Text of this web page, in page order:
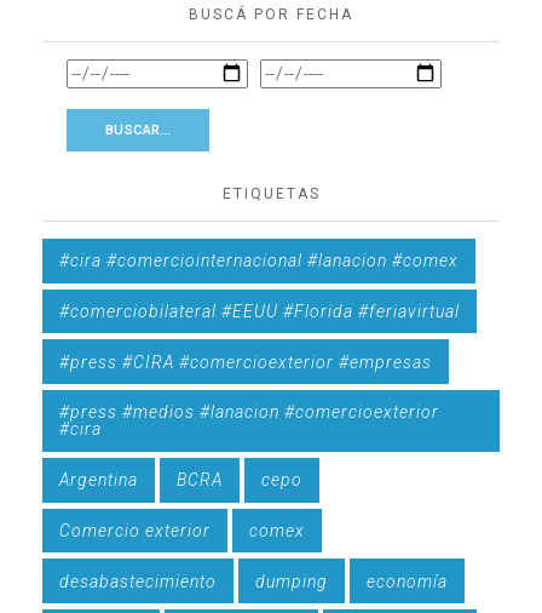
BUSCÁ POR FECHA
ETIQUETAS
#cira #comerciointernacional #lanacion #comex
#comerciobilateral #EEUU #Florida #feriavirtual
#press #CIRA #comercioexterior #empresas
#press #medios #lanacion #comercioexterior
#cira
Argentina BCRA cepo
Comercio exterior comex
desabastecimiento dumping economía